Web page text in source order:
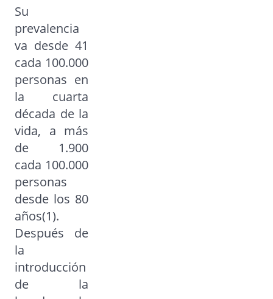
Su
prevalencia
va desde 41
cada 100.000
personas en
la cuarta
década de la
vida, a más
de 1.900
cada 100.000
personas
desde los 80
años(1).
Después de
la
introducción
de la